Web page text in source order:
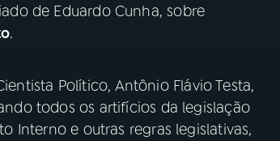
de Eduardo Cunha, sobre
.
Político, Antônio Flávio Testa,
todos os artifícios da legislação
Interno e outras regras legislativas,